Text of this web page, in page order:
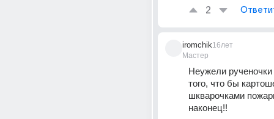
2
iromchik
Мастер
16лет
Неужели
того, что бы
шкварочками
наконец!!